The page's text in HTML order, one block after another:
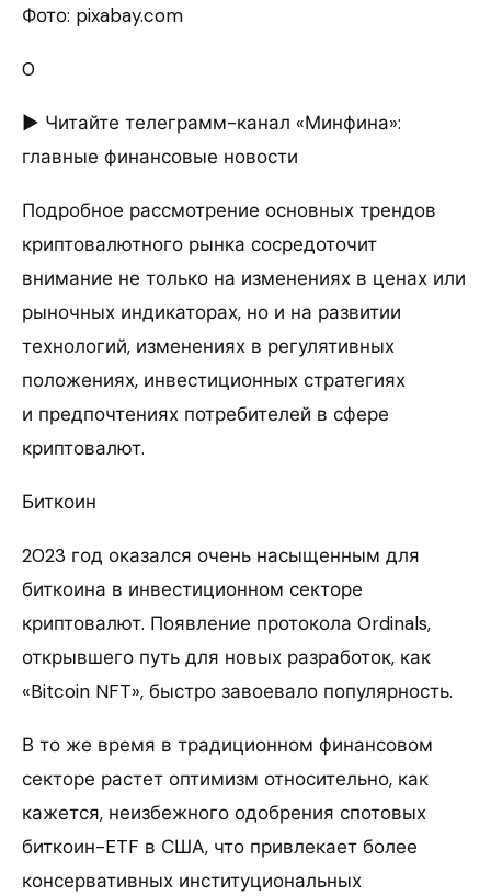
Фото: pixabay.com
0
► Читайте телеграмм-канал «Минфина»:
главные финансовые новости
Подробное рассмотрение основных трендов
криптовалютного рынка сосредоточит
внимание не только на изменениях в ценах или
рыночных индикаторах, но и на развитии
технологий, изменениях в регулятивных
положениях, инвестиционных стратегиях
и предпочтениях потребителей в сфере
криптовалют.
Биткоин
2023 год оказался очень насыщенным для
биткоина в инвестиционном секторе
криптовалют. Появление протокола Ordinals,
открывшего путь для новых разработок, как
«Bitcoin NFT», быстро завоевало популярность.
В то же время в традиционном финансовом
секторе растет оптимизм относительно, как
кажется, неизбежного одобрения спотовых
биткоин-ETF в США, что привлекает более
консервативных институциональных